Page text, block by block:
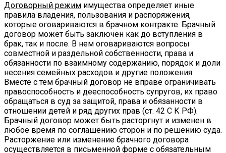
Договорный режим имущества определяет иные
правила владения, пользования и распоряжения,
которые оговариваются в брачном контракте. Брачный
договор может быть заключен как до вступления в
брак, так и после. В нем оговариваются вопросы
совместной и раздельной собственности, права и
обязанности по взаимному содержанию, порядок и доли
несения семейных расходов и другие положения.
Вместе с тем брачный договор не вправе ограничивать
правоспособность и дееспособность супругов, их право
обращаться в суд за защитой, права и обязанности в
отношении детей и ряд других прав (ст. 42 С К РФ).
Брачный договор может быть расторгнут и изменен в
любое время по соглашению сторон и по решению суда.
Расторжение или изменение брачного договора
осуществляется в письменной форме с обязательным